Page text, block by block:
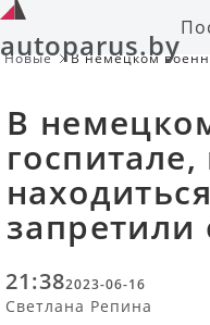
autoparus.by
Новые
В немецком
В
запретили
21:382023-06-16
Светлана Репина